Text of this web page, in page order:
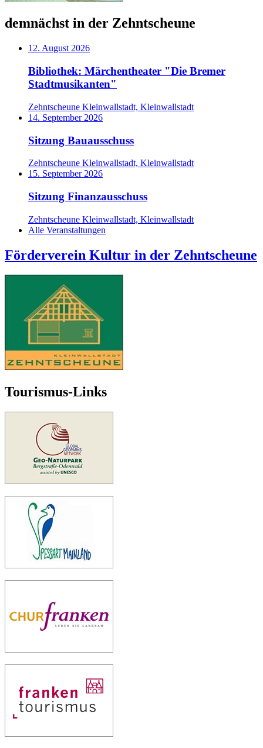
demnächst in der Zehntscheune
12. August 2026
Bibliothek: Märchentheater "Die Bremer
Stadtmusikanten"
Zehntscheune Kleinwallstadt, Kleinwallstadt
14. September 2026
Sitzung Bauausschuss
Zehntscheune Kleinwallstadt, Kleinwallstadt
15. September 2026
Sitzung Finanzausschuss
Zehntscheune Kleinwallstadt, Kleinwallstadt
Alle Veranstaltungen
Förderverein Kultur in der Zehntscheune
Tourismus-Links